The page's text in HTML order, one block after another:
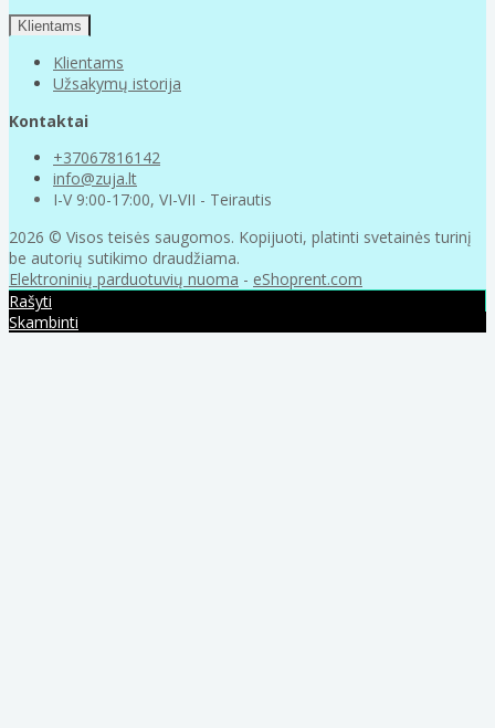
Klientams
Klientams
Užsakymų istorija
Kontaktai
+37067816142
info@zuja.lt
I-V 9:00-17:00, VI-VII - Teirautis
2026 © Visos teisės saugomos. Kopijuoti, platinti svetainės turinį
be autorių sutikimo draudžiama.
Elektroninių parduotuvių nuoma - eShoprent.com
Rašyti
Skambinti